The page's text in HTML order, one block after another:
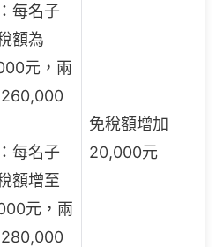
：每名子
額為
元，兩
：每名子
額增至
元，兩
免稅額增加
20,000元